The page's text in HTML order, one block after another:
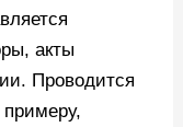
акты
Проводится